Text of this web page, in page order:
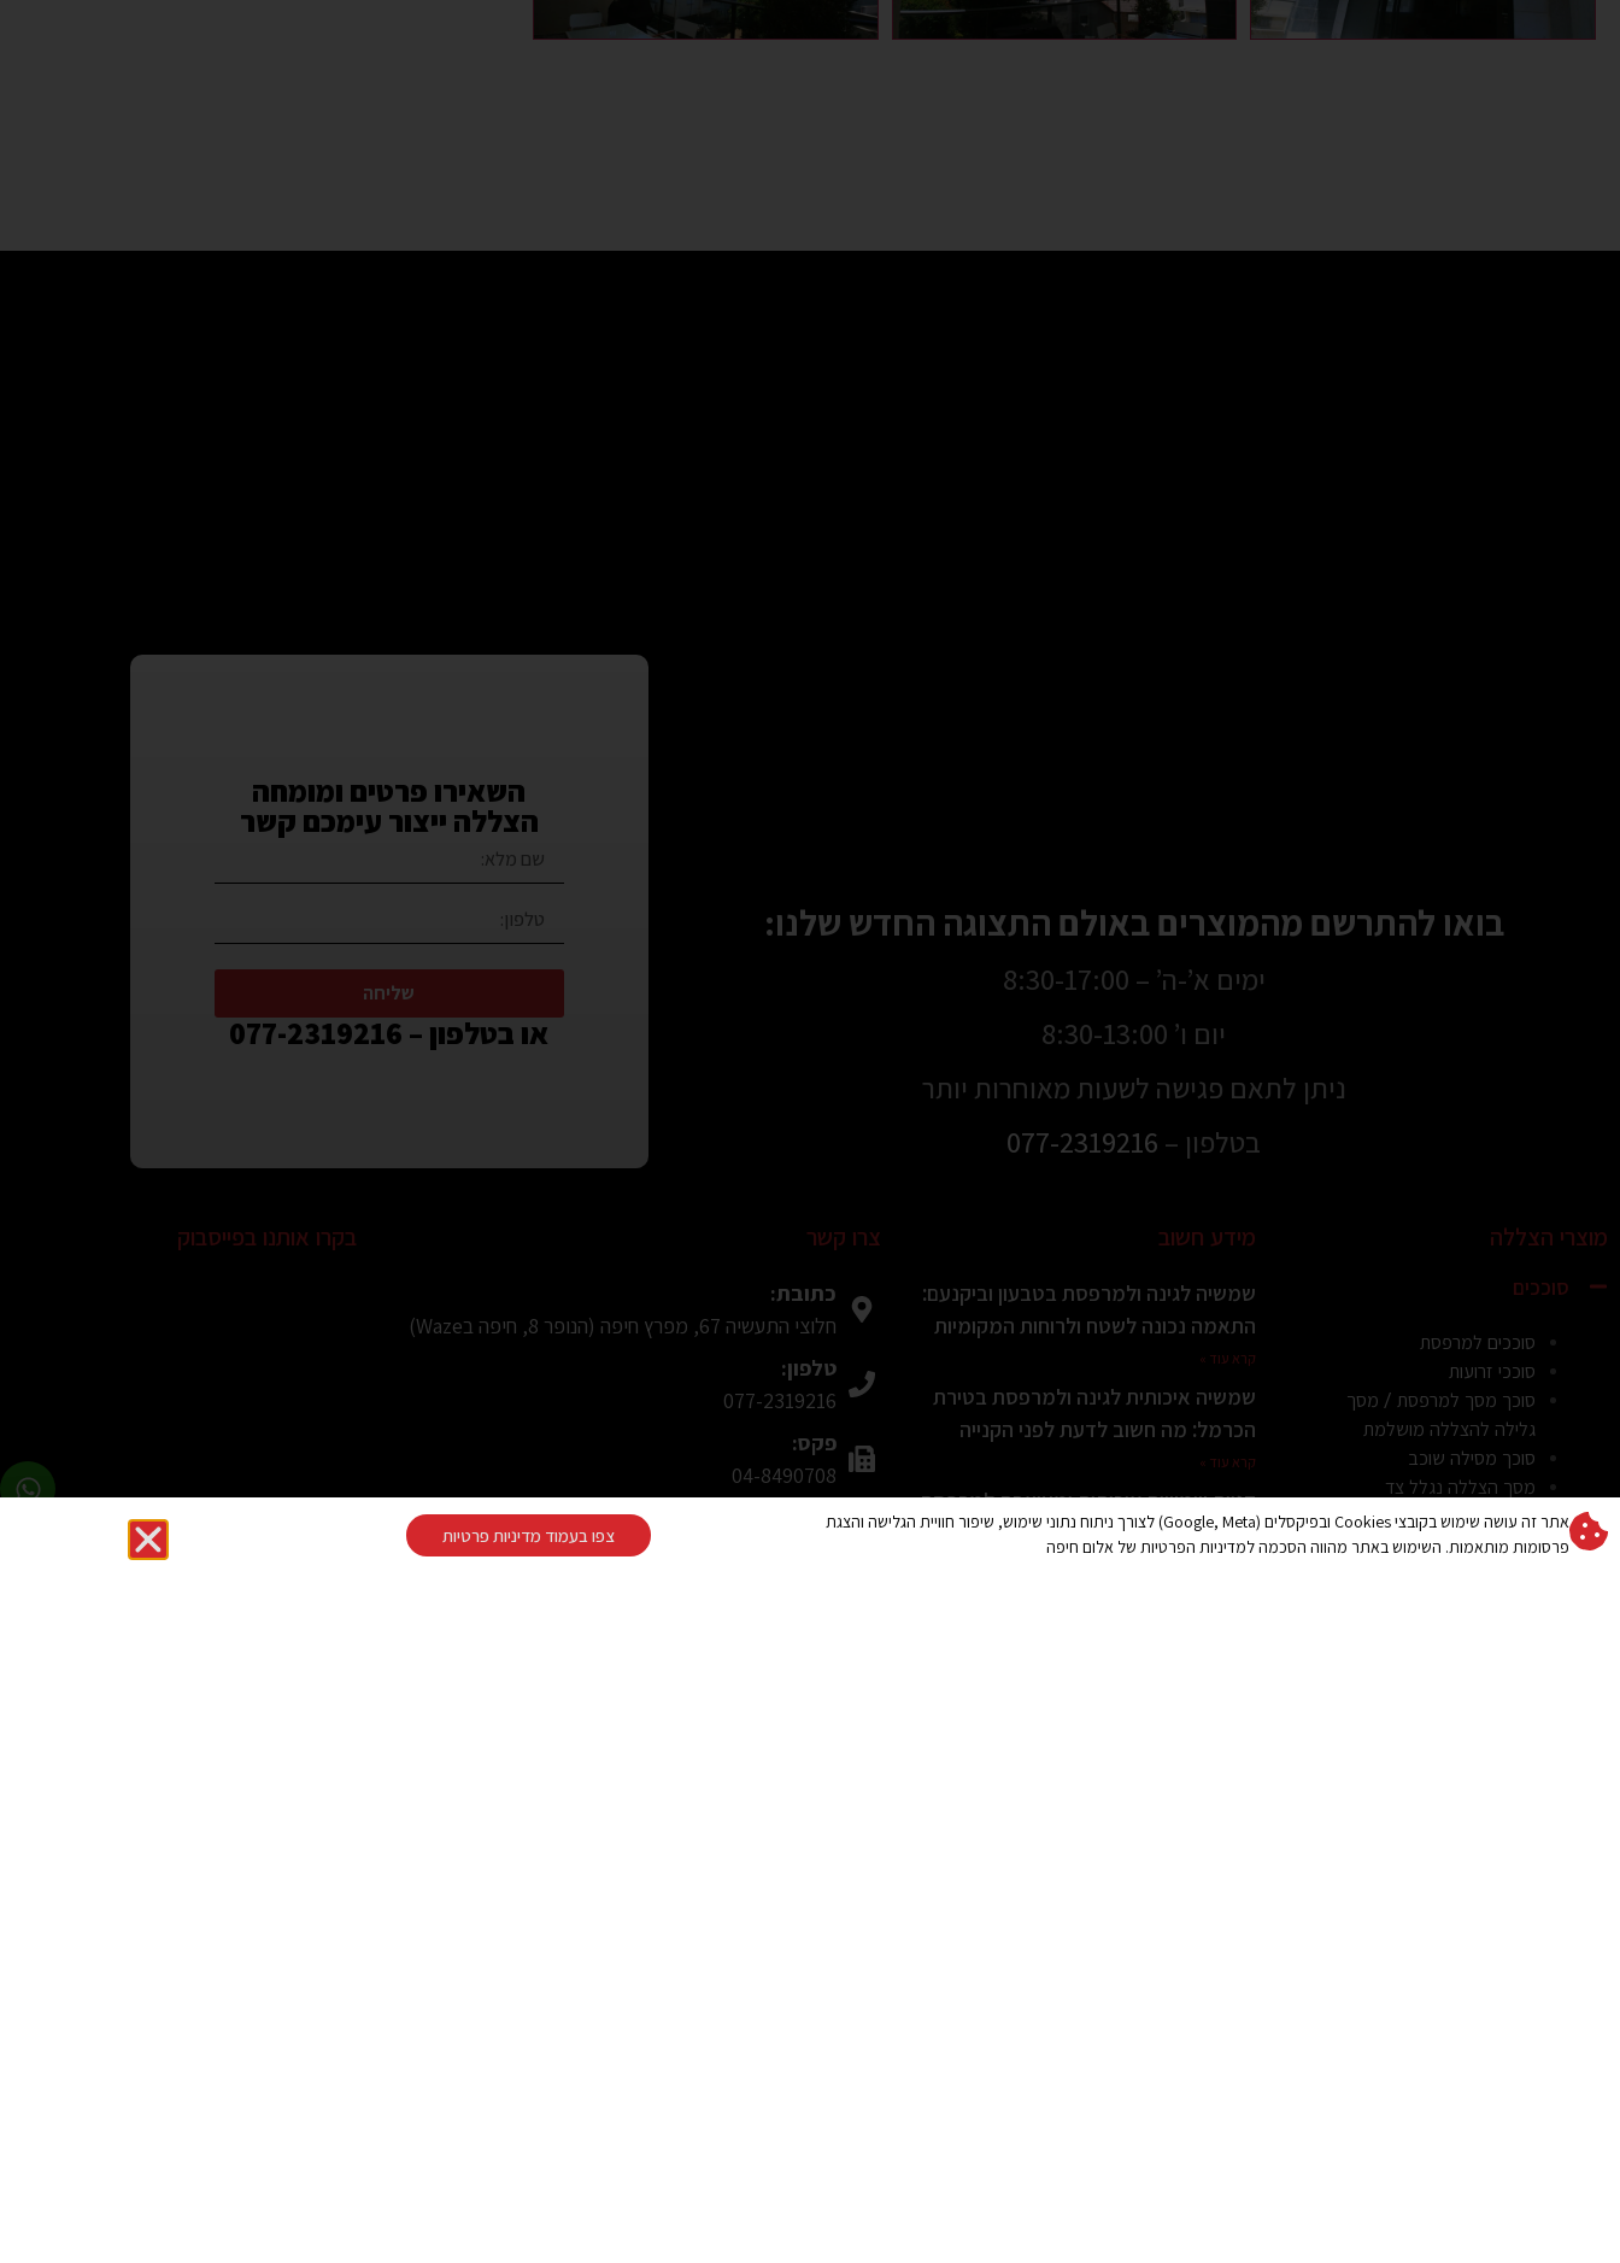
בואו להתרשם מהמוצרים באולם התצוגה החדש שלנו:
ימים א’-ה’ – 8:30-17:00
יום ו’ 8:30-13:00
ניתן לתאם פגישה לשעות מאוחרות יותר
בטלפון – 077-2319216
השאירו פרטים ומומחה
הצללה ייצור עימכם קשר
שליחה
או בטלפון – 077-2319216
מוצרי הצללה
סוככים
סוככים למרפסת
סוככי זרועות
סוכך מסך למרפסת / מסך
גלילה להצללה מושלמת
סוכך מסילה שוכב
מסך הצללה נגלל צד
סוכך חלון דגם US
סוכך לבריכה / הצללה לבריכה
מידע חשוב
שמשיה לגינה ולמרפסת בטבעון וביקנעם:
התאמה נכונה לשטח ולרוחות המקומיות
קרא עוד »
שמשיה איכותית לגינה ולמרפסת בטירת
הכרמל: מה חשוב לדעת לפני הקנייה
קרא עוד »
קניית שמשיה איכותית ומעוצבת למרפסת
או לגינה: מה חשוב לדעת תושבי חיפה
צרו קשר
כתובת:
חלוצי התעשיה 67, מפרץ חיפה (הנופר 8, חיפה בWaze)
טלפון:
077-2319216
פקס:
04-8490708
מייל:
alum391@gmail.com
בקרו אותנו בפייסבוק
אתר זה עושה שימוש בקובצי Cookies ובפיקסלים (Google, Meta) לצורך ניתוח נתוני שימוש, שיפור חוויית הגלישה והצגת
פרסומות מותאמות. השימוש באתר מהווה הסכמה למדיניות הפרטיות של אלום חיפה
צפו בעמוד מדיניות פרטיות